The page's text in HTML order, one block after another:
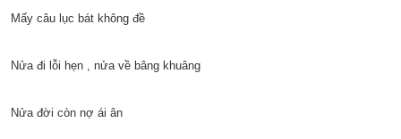
Mấy câu lục bát không đề
Nửa đi lỗi hẹn , nửa về bâng khuâng
Nửa đời còn nợ ái ân